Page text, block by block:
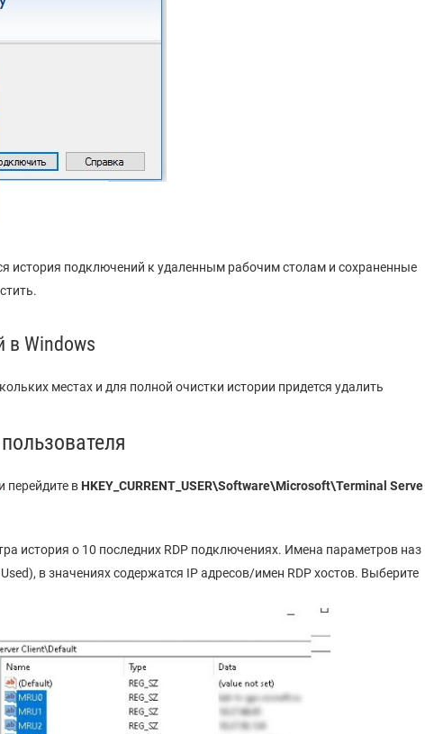
история подключений к удаленным рабочим столам и сохраненные
в Windows
местах и для полной очистки истории придется удалить
и перейдите в HKEY_CURRENT_USER\Software\Microsoft\Terminal Serve
история о 10 последних RDP подключениях. Имена параметров наз
в значениях содержатся IP адресов/имен RDP хостов. Выберите